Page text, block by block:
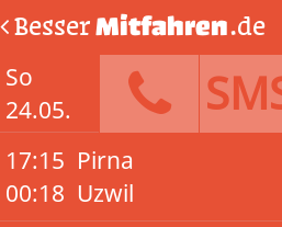
BesserMitfahren.de
So
24.05.
17:15
00:18
Pirna
Uzwil